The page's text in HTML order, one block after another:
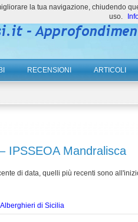
RECENSIONI ARTICOLI
IPSSEOA Mandralisca
di data, quelli più recenti sono
di Sicilia
la tua navigazione, chiudendo
uso.